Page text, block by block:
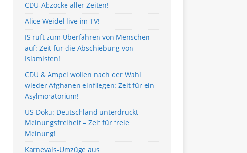
CDU-Abzocke aller Zeiten!
Alice Weidel live im TV!
IS ruft zum Überfahren von Menschen
auf: Zeit für die Abschiebung von
Islamisten!
CDU & Ampel wollen nach der Wahl
wieder Afghanen einfliegen: Zeit für ein
Asylmoratorium!
US-Doku: Deutschland unterdrückt
Meinungsfreiheit – Zeit für freie
Meinung!
Karnevals-Umzüge aus